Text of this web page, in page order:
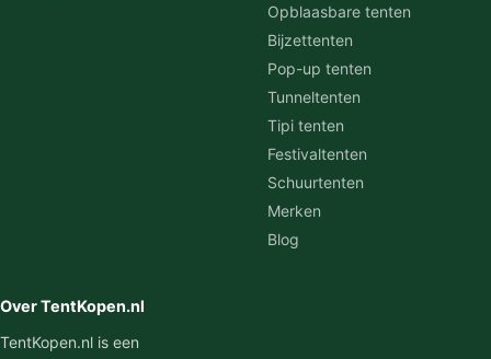
Opblaasbare tenten
Bijzettenten
Pop-up tenten
Tunneltenten
Tipi tenten
Festivaltenten
Schuurtenten
Merken
Blog
Over TentKopen.nl
TentKopen.nl is een